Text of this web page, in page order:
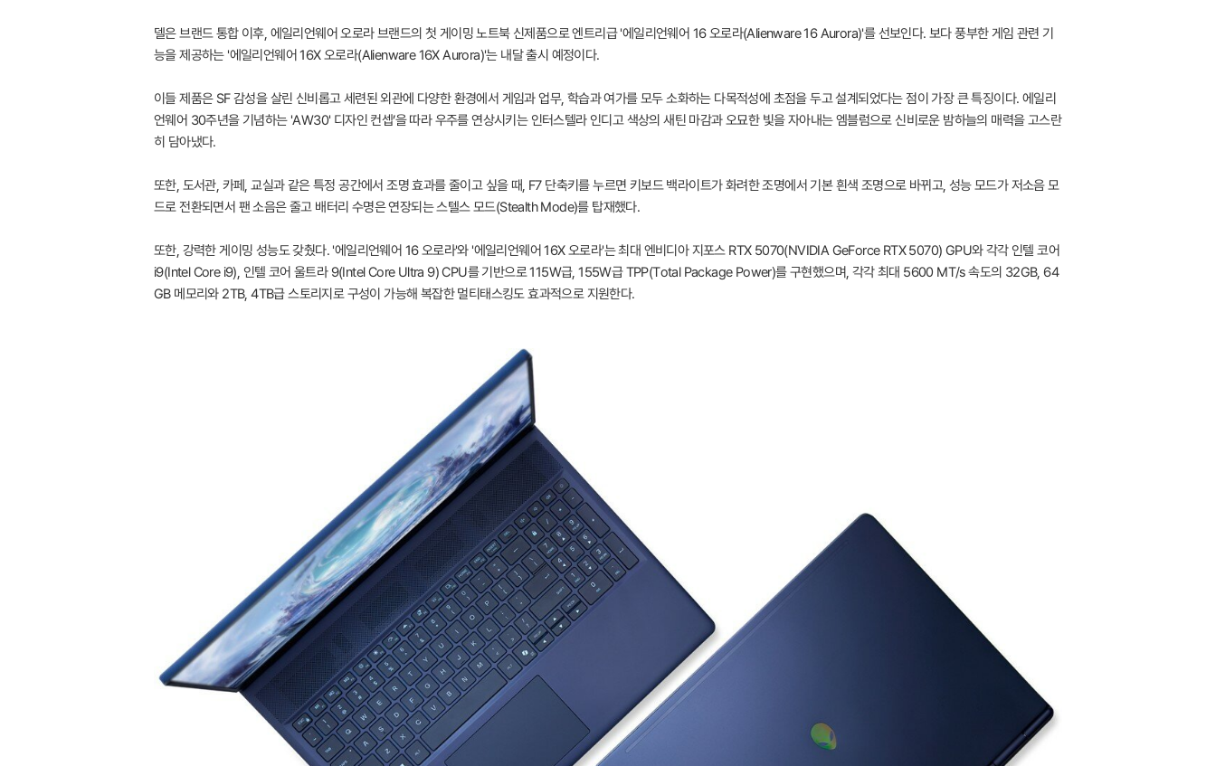
델은 브랜드 통합 이후, 에일리언웨어 오로라 브랜드의 첫 게이밍 노트북 신제품으로 엔트리급 '에일리언웨어 16 오로라(Alienware 16 Aurora)'를 선보인다. 보다 풍부한 게임 관련 기
능을 제공하는 '에일리언웨어 16X 오로라(Alienware 16X Aurora)'는 내달 출시 예정이다.
이들 제품은 SF 감성을 살린 신비롭고 세련된 외관에 다양한 환경에서 게임과 업무, 학습과 여가를 모두 소화하는 다목적성에 초점을 두고 설계되었다는 점이 가장 큰 특징이다. 에일리
언웨어 30주년을 기념하는 'AW30' 디자인 컨셉’을 따라 우주를 연상시키는 인터스텔라 인디고 색상의 새틴 마감과 오묘한 빛을 자아내는 엠블럼으로 신비로운 밤하늘의 매력을 고스란
히 담아냈다.
또한, 도서관, 카페, 교실과 같은 특정 공간에서 조명 효과를 줄이고 싶을 때, F7 단축키를 누르면 키보드 백라이트가 화려한 조명에서 기본 흰색 조명으로 바뀌고, 성능 모드가 저소음 모
드로 전환되면서 팬 소음은 줄고 배터리 수명은 연장되는 스텔스 모드(Stealth Mode)를 탑재했다.
또한, 강력한 게이밍 성능도 갖췄다. '에일리언웨어 16 오로라'와 '에일리언웨어 16X 오로라'는 최대 엔비디아 지포스 RTX 5070(NVIDIA GeForce RTX 5070) GPU와 각각 인텔 코어
i9(Intel Core i9), 인텔 코어 울트라 9(Intel Core Ultra 9) CPU를 기반으로 115W급, 155W급 TPP(Total Package Power)를 구현했으며, 각각 최대 5600 MT/s 속도의 32GB, 64
GB 메모리와 2TB, 4TB급 스토리지로 구성이 가능해 복잡한 멀티태스킹도 효과적으로 지원한다.